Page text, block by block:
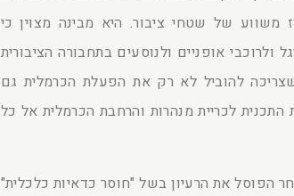
משווע של שטחי ציבור. היא מבינה מצוין כי
ולרוכבי אופניים ולנוסעים בתחבורה הציבורית
שצריכה להוביל לא רק את הפעלת הכרמלית גם
לכריית מנהרות והרחבת הכרמלית אל כל
הפוסל את הרעיון בשל "חוסר כדאיות כלכלית"